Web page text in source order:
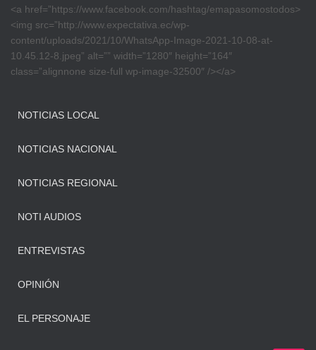
<a href=”https://www.facebook.com/hashtag/emapasomostodos>
<img src=”http://www.expectativa.ec/wp-
content/uploads/2021/10/WhatsApp-Image-2021-10-08-at-
10.45.12-8.jpeg” alt=”” width=”1280″ height=”164″
class=”alignnone size-full wp-image-32500″ /></a>
NOTICIAS LOCAL
NOTICIAS NACIONAL
NOTICIAS REGIONAL
NOTI AUDIOS
ENTREVISTAS
OPINIÓN
EL PERSONAJE